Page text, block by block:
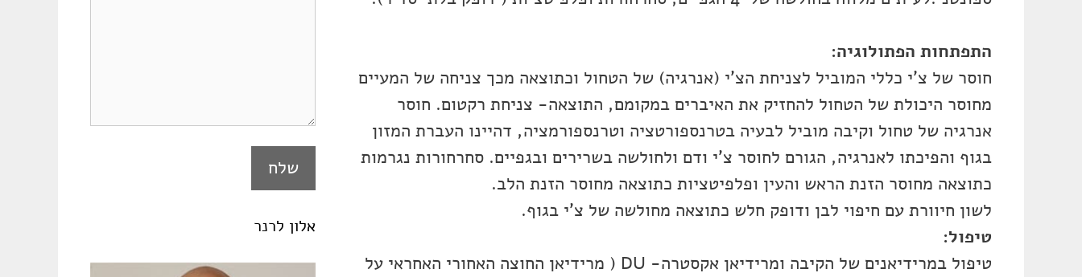
התפתחות הפתולוגיה:
חוסר של צ'י כללי המוביל לצניחת הצ'י (אנרגיה) של הטחול וכתוצאה מכך צניחה של המעיים
מחוסר היכולת של הטחול להחזיק את האיברים במקומם, התוצאה- צניחת רקטום. חוסר
אנרגיה של טחול וקיבה מוביל לבעיה בטרנספורטציה וטרנספורמציה, דהיינו העברת המזון
בגוף והפיכתו לאנרגיה, הגורם לחוסר צ'י ודם ולחולשה בשרירים ובגפיים. סחרחורות נגרמות
כתוצאה מחוסר הזנת הראש והעין ופלפיטציות כתוצאה מחוסר הזנת הלב.
לשון חיוורת עם חיפוי לבן ודופק חלש כתוצאה מחולשה של צ'י בגוף.
טיפול:
טיפול במרידיאנים של הקיבה ומרידיאן אקסטרה- DU ( מרידיאן החוצה האחורי האחראי על
אלון לרנר